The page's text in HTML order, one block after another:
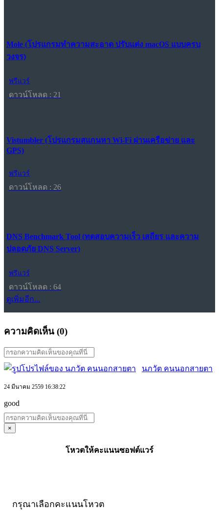
Mole (โปรแกรมทำความสะอาด ปรับแต่ง macOS แบบครบ
วงจร)
ฟรีแวร์
ดาวน์โหลด : 21
Vistumbler (โปรแกรมสแกนหา Wi-Fi ผ่านเครือข่าย และ
GPS)
ฟรีแวร์
ดาวน์โหลด : 26
DNS Benchmark Tool (ทดสอบความเร็ว เสถียร และความ
ปลอดภัย DNS Server)
ฟรีแวร์
ดาวน์โหลด : 64
ดูเพิ่มอีก...
ความคิดเห็น (0)
นภวัต คนนอกสายตา
24 มีนาคม 2559 16:38:22
good
×
โหวตให้คะแนนซอฟต์แวร์
กรุณาเลือกคะแนนโหวต